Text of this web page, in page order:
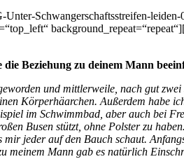
Schwangerschaftsstreifen-leiden-
Beziehung zu deinem Mann
und mittlerweile, nach gut
Körperhäarchen. Außerdem habe
im Schwimmbad, aber auch bei
Busen stützt, ohne Polster zu
jeder auf den Bauch schaut.
meinem Mann gab es natürlich